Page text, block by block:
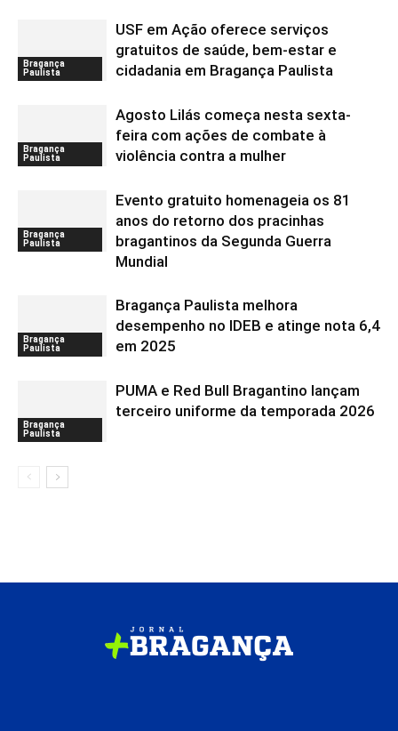
Bragança
Paulista
USF em Ação oferece serviços
gratuitos de saúde, bem-estar e
cidadania em Bragança Paulista
Bragança
Paulista
Agosto Lilás começa nesta sexta-
feira com ações de combate à
violência contra a mulher
Bragança
Paulista
Evento gratuito homenageia os 81
anos do retorno dos pracinhas
bragantinos da Segunda Guerra
Mundial
Bragança
Paulista
Bragança Paulista melhora
desempenho no IDEB e atinge nota 6,4
em 2025
Bragança
Paulista
PUMA e Red Bull Bragantino lançam
terceiro uniforme da temporada 2026